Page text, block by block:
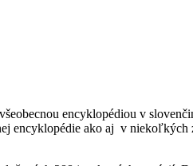
encyklopédiou v
encyklopédie ako aj v niekoľkých